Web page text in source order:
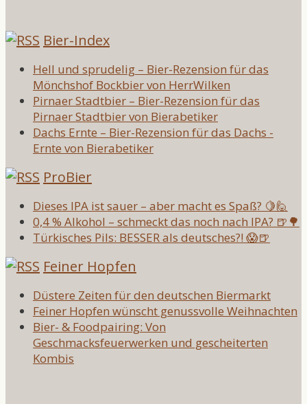
Bier-Index
Hell und sprudelig – Bier-Rezension für das
Mönchshof Bockbier von HerrWilken
Pirnaer Stadtbier – Bier-Rezension für das
Pirnaer Stadtbier von Bierabetiker
Dachs Ernte – Bier-Rezension für das Dachs -
Ernte von Bierabetiker
ProBier
Dieses IPA ist sauer – aber macht es Spaß? 🍋🙋
0,4 % Alkohol – schmeckt das noch nach IPA? 🍺🌳
Türkisches Pils: BESSER als deutsches?! 😱🍺
Feiner Hopfen
Düstere Zeiten für den deutschen Biermarkt
Feiner Hopfen wünscht genussvolle Weihnachten
Bier- & Foodpairing: Von
Geschmacksfeuerwerken und gescheiterten
Kombis